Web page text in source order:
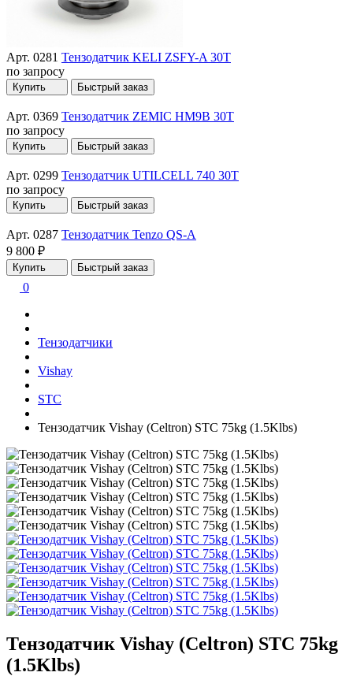
Арт. 0281 Тензодатчик KELI ZSFY-A 30T
по запросу
Купить Быстрый заказ
Арт. 0369 Тензодатчик ZEMIC HM9B 30T
по запросу
Купить Быстрый заказ
Арт. 0299 Тензодатчик UTILCELL 740 30T
по запросу
Купить Быстрый заказ
Арт. 0287 Тензодатчик Tenzo QS-A
9 800 ₽
Купить Быстрый заказ
0
Тензодатчики
Vishay
STC
Тензодатчик Vishay (Celtron) STC 75kg (1.5Klbs)
Тензодатчик Vishay (Celtron) STC 75kg
(1.5Klbs)